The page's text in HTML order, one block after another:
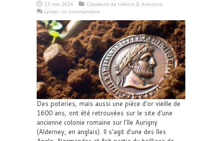
17 mai 2024
Chasseurs de trésors & Aventure
Laisser un commentaire
Des poteries, mais aussi une pièce d'or vieille de
1600 ans, ont été retrouvées sur le site d'une
ancienne colonie romaine sur l'île Aurigny
(Alderney, en anglais). Il s'agit d'une des îles